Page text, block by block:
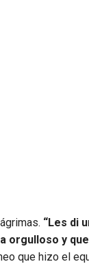
“Les di
orgulloso y
que hizo el